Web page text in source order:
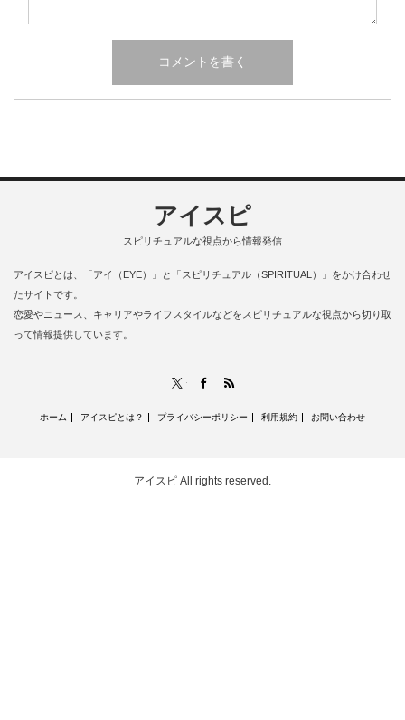
アイスピ
スピリチュアルな視点から情報発信
アイスピとは、「アイ（EYE）」と「スピリチュアル（SPIRITUAL）」をかけ合わせ
たサイトです。
恋愛やニュース、キャリアやライフスタイルなどをスピリチュアルな視点から切り取
って情報提供しています。
X Facebook
ホーム アイスピとは？ プライバシーポリシー 利用規約 お問い合わせ
アイスピ All rights reserved.